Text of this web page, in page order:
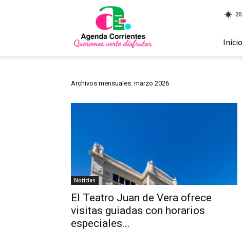
Corrientes
Inicio
Archivos mensuales: marzo 2026
Noticias
El Teatro Juan de Vera ofrece
visitas guiadas con horarios
especiales...